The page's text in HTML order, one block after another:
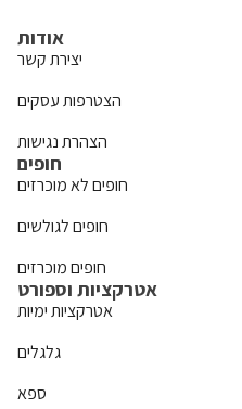
אודות
יצירת קשר
הצטרפות עסקים
הצהרת נגישות
חופים
חופים לא מוכרזים
חופים לגולשים
חופים מוכרזים
אטרקציות וספורט
אטרקציות ימיות
גלגלים
ספא